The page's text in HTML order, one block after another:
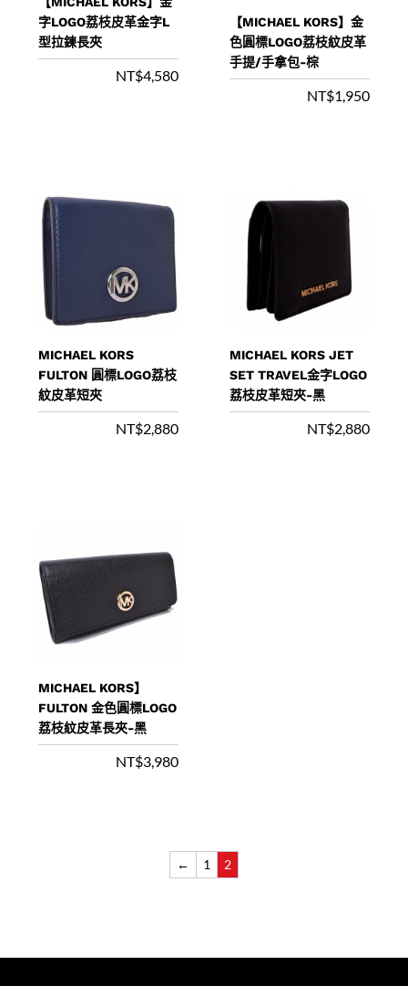
字LOGO荔枝皮革金字L
型拉鍊長夾
NT$4,580
【MICHAEL KORS】金
色圓標LOGO荔枝紋皮革
手提/手拿包-棕
NT$1,950
MICHAEL KORS
FULTON 圓標LOGO荔枝
紋皮革短夾
NT$2,880
MICHAEL KORS JET
SET TRAVEL金字LOGO
荔枝皮革短夾-黑
NT$2,880
MICHAEL KORS】
FULTON 金色圓標LOGO
荔枝紋皮革長夾-黑
NT$3,980
← 1 2